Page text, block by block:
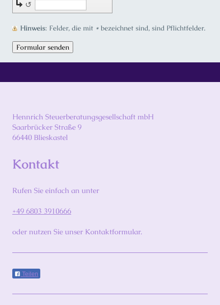
↺
Hinweis : Felder, die mit * bezeichnet sind, sind Pflichtfelder.
Hennrich Steuerberatungsgesellschaft mbH
Saarbrücker Straße 9
66440 Blieskastel
Kontakt
Rufen Sie einfach an unter
+49 6803 3910666
oder nutzen Sie unser Kontaktformular.
Teilen